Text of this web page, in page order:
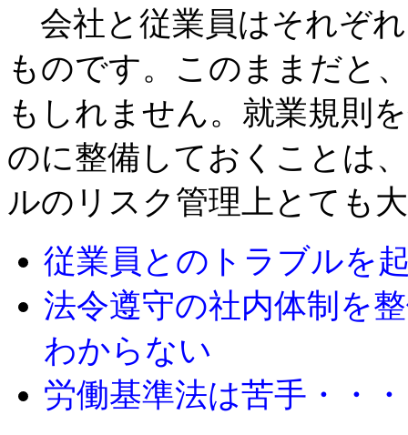
会社と従業員はそれぞ
ものです。このままだと
もしれません。就業規則
のに整備しておくことは
ルのリスク管理上とても
従業員とのトラブルを
法令遵守の社内体制を
わからない
労働基準法は苦手・・・